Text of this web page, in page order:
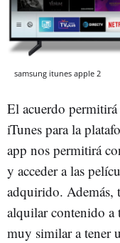
samsung itunes apple 2
El acuerdo
iTunes para la
app nos permitirá
y acceder a las
adquirido. Además,
alquilar contenido a
muy similar a tener